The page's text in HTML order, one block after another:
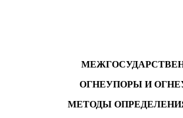
ОГНЕУПОРЫ И
МЕТОДЫ